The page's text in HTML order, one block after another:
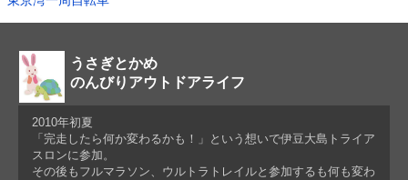
うさぎとかめ
のんびりアウトドアライフ
2010年初夏
「完走したら何か変わるかも！」という想いで伊豆大島トライア
スロンに参加。
その後もフルマラソン、ウルトラトレイルと参加するも何も変わ